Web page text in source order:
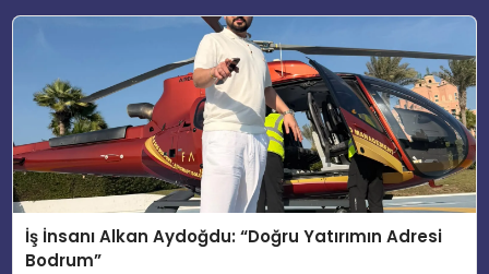
İş İnsanı Alkan Aydoğdu: “Doğru Yatırımın Adresi
Bodrum”